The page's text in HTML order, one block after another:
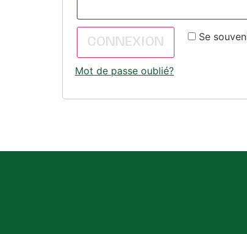
Se
CONNEXION
Mot de passe oublié?